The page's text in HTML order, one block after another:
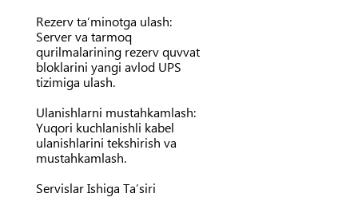
Rezerv ta’minotga ulash:
Server va tarmoq
qurilmalarining rezerv quvvat
bloklarini yangi avlod UPS
tizimiga ulash.
Ulanishlarni mustahkamlash:
Yuqori kuchlanishli kabel
ulanishlarini tekshirish va
mustahkamlash.
Servislar Ishiga Ta’siri